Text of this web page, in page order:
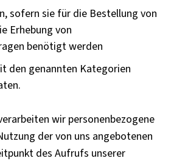
sofern sie für die Bestellung von
Erhebung von
benötigt werden
den genannten Kategorien
wir personen­bezogene
der von uns angebotenen
des Aufrufs unserer